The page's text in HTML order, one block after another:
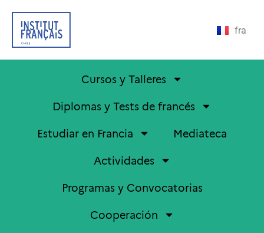
fra
Cursos y Talleres
Diplomas y Tests de francés
Estudiar en Francia
Mediateca
Actividades
Programas y Convocatorias
Cooperación